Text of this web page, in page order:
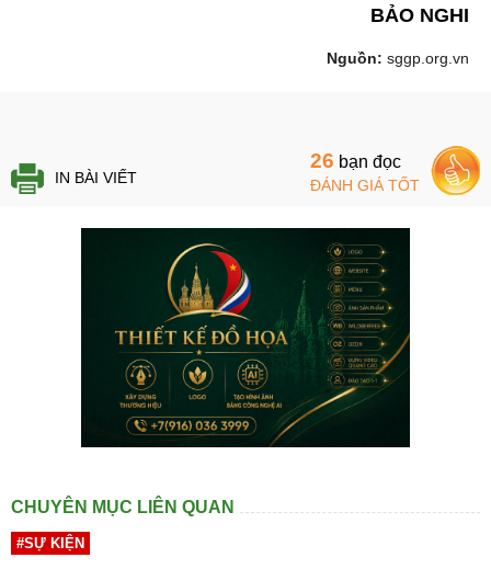
BẢO NGHI
Nguồn: sggp.org.vn
IN BÀI VIẾT
26 bạn đọc
ĐÁNH GIÁ TỐT
CHUYÊN MỤC LIÊN QUAN
#SỰ KIỆN